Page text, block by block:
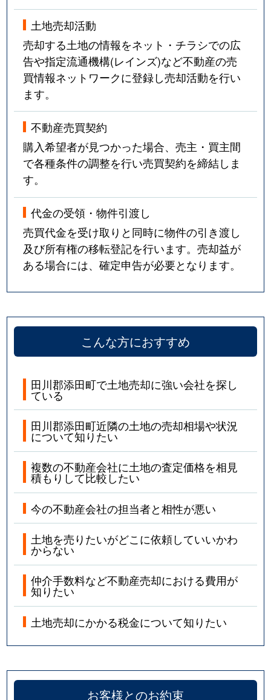
土地売却活動
売却する土地の情報をネット・チラシでの広
告や指定流通機構(レインズ)など不動産の売
買情報ネットワークに登録し売却活動を行い
ます。
不動産売買契約
購入希望者が見つかった場合、売主・買主間
で各種条件の調整を行い売買契約を締結しま
す。
代金の受領・物件引渡し
売買代金を受け取りと同時に物件の引き渡し
及び所有権の移転登記を行います。売却益が
ある場合には、確定申告が必要となります。
こんな方におすすめ
田川郡添田町で土地売却に強い会社を探し
ている
田川郡添田町近隣の土地の売却相場や状況
について知りたい
複数の不動産会社に土地の査定価格を相見
積もりして比較したい
今の不動産会社の担当者と相性が悪い
土地を売りたいがどこに依頼していいかわ
からない
仲介手数料など不動産売却における費用が
知りたい
土地売却にかかる税金について知りたい
お客様とのお約束